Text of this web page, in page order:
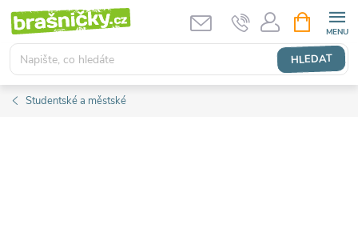
Přejít
obsah
HLEDAT
NÁKUPNÍ
KOŠÍK
Studentské a městské